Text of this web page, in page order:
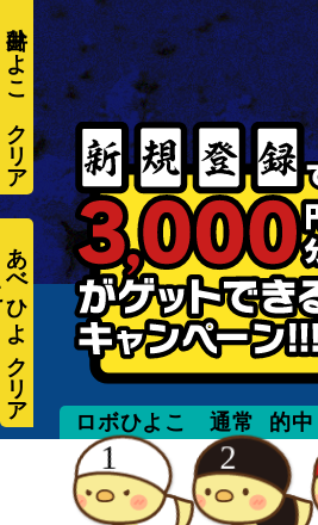
ロボひよこ 通常 的中
井出ひよこ
あ
べ
ひ
よunmanned